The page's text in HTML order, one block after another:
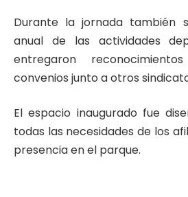
Durante la jornada también
anual de las actividades
entregaron
convenios junto a otros
El espacio inaugurado fue
todas las necesidades de los
presencia en el parque.